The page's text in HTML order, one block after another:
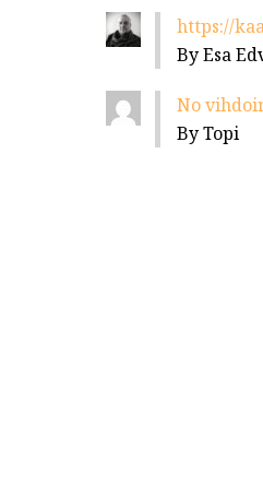
https://
By Esa
No
By Topi